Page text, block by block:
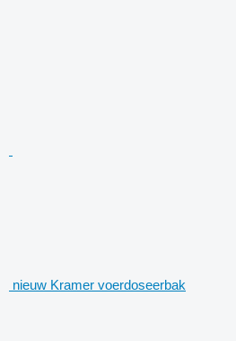
nieuw Kramer voerdoseerbak